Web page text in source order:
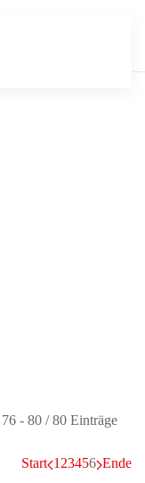
76 - 80 / 80 Einträge
Start 1 23456 Ende